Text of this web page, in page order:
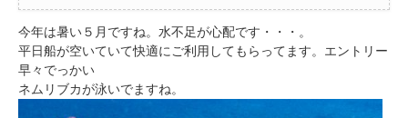
今年は暑い５月ですね。水不足が心配です・・・。
平日船が空いていて快適にご利用してもらってます。エントリー
早々でっかい
ネムリブカが泳いでますね。